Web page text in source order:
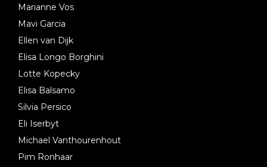
Marianne Vos
Mavi Garcia
Ellen van Dijk
Elisa Longo Borghini
Lotte Kopecky
Elisa Balsamo
Silvia Persico
Eli Iserbyt
Michael Vanthourenhout
Pim Ronhaar